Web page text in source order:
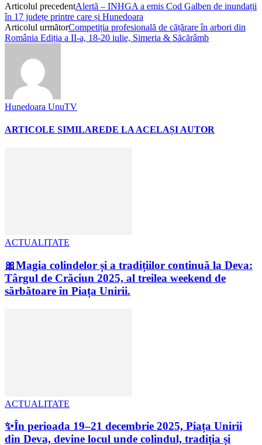
Articolul precedentAlertă – INHGA a emis Cod Galben de inundații
în 17 județe printre care și Hunedoara
Articolul următorCompetiția profesională de cățărare în arbori din
România Ediția a II-a, 18-20 iulie, Simeria & Săcărâmb
Hunedoara UnuTV
ARTICOLE SIMILAREDE LA ACELAȘI AUTOR
ACTUALITATE
🎀Magia colindelor și a tradițiilor continuă la Deva:
Târgul de Crăciun 2025, al treilea weekend de
sărbătoare în Piața Unirii.
ACTUALITATE
✨În perioada 19–21 decembrie 2025, Piața Unirii
din Deva, devine locul unde colindul, tradiția și